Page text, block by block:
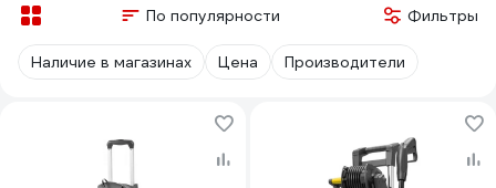
По популярности Фильтры
Наличие в магазинах Цена Производители